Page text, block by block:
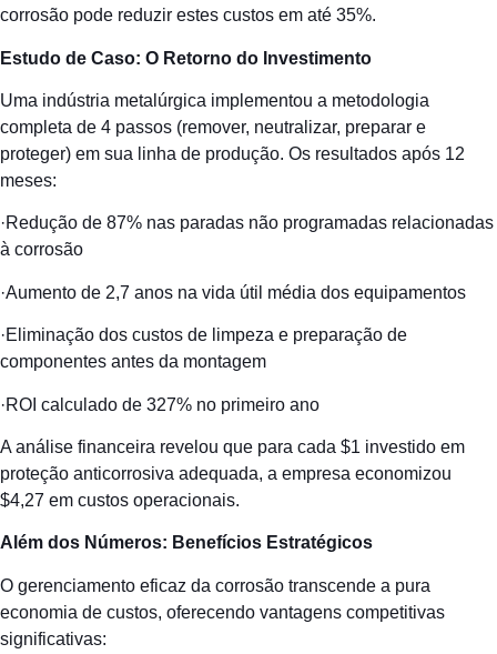
corrosão pode reduzir estes custos em até 35%.
Estudo de Caso: O Retorno do Investimento
Uma indústria metalúrgica implementou a metodologia
completa de 4 passos (remover, neutralizar, preparar e
proteger) em sua linha de produção. Os resultados após 12
meses:
·Redução de 87% nas paradas não programadas relacionadas
à corrosão
·Aumento de 2,7 anos na vida útil média dos equipamentos
·Eliminação dos custos de limpeza e preparação de
componentes antes da montagem
·ROI calculado de 327% no primeiro ano
A análise financeira revelou que para cada $1 investido em
proteção anticorrosiva adequada, a empresa economizou
$4,27 em custos operacionais.
Além dos Números: Benefícios Estratégicos
O gerenciamento eficaz da corrosão transcende a pura
economia de custos, oferecendo vantagens competitivas
significativas: